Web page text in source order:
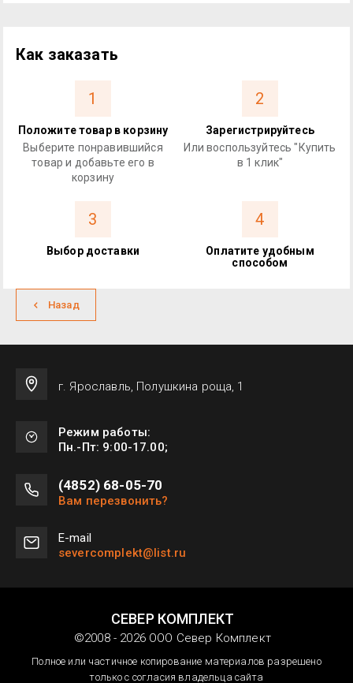
Как заказать
1
Положите товар в корзину
Выберите понравившийся
товар и добавьте его в
корзину
2
Зарегистрируйтесь
Или воспользуйтесь "Купить
в 1 клик"
3
Выбор доставки
4
Оплатите удобным
способом
Назад
г. Ярославль, Полушкина роща, 1
Режим работы:
Пн.-Пт: 9:00-17.00;
(4852) 68-05-70
Вам перезвонить?
Е-mail
severcomplekt@list.ru
СЕВЕР КОМПЛЕКТ
©2008 - 2026 ООО Север Комплект
Полное или частичное копирование материалов разрешено
только с согласия владельца сайта